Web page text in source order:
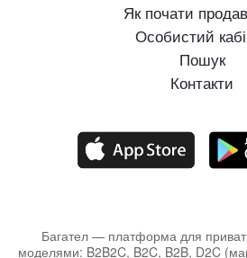
Як почати
Особистий
Пошук
Контакти
Багател — платформа для
моделями: B2B2C, B2C, B2B, D2C